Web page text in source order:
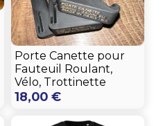
Porte Canette pour
Fauteuil Roulant,
Vélo, Trottinette
18,00 €